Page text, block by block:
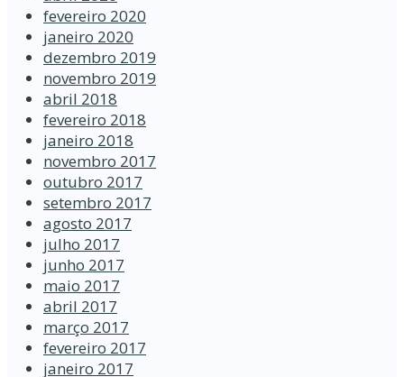
fevereiro 2020
janeiro 2020
dezembro 2019
novembro 2019
abril 2018
fevereiro 2018
janeiro 2018
novembro 2017
outubro 2017
setembro 2017
agosto 2017
julho 2017
junho 2017
maio 2017
abril 2017
março 2017
fevereiro 2017
janeiro 2017